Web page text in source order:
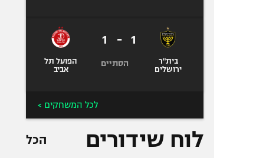
בית"ר
ירושלים
1
-
1
הסתיים
הפועל תל
אביב
לכל המשחקים >
לוח שידורים הכל